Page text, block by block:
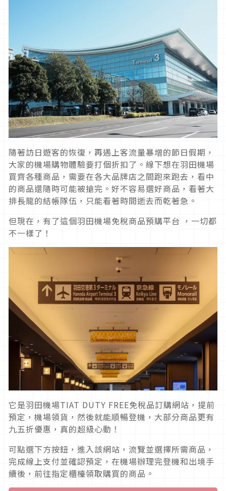
隨著訪日遊客的恢復，再遇上客流量暴增的節日假期，
大家的機場購物體驗要打個折扣了。線下想在羽田機場
買齊各種商品，需要在各大品牌店之間跑來跑去，看中
的商品還隨時可能被搶完。好不容易選好商品，看著大
排長龍的結帳隊伍，只能看著時間逝去而乾著急。
但現在，有了這個羽田機場免稅商品預購平台 ，一切都
不一樣了！
它是羽田機場TIAT DUTY FREE免稅品訂購網站，提前
預定，機場領貨，然後就能順暢登機，大部分商品更有
九五折優惠，真的超級心動！
可點選下方按鈕，進入該網站，流覽並選擇所需商品，
完成線上支付並確認預定，在機場辦理完登機和出境手
續後，前往指定櫃檯領取購買的商品。